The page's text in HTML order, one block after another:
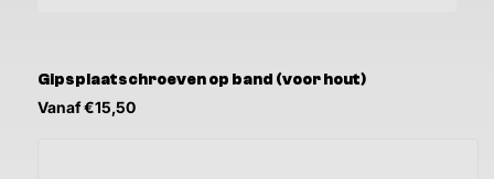
Gipsplaatschroeven op band (voor hout)
Vanaf €15,50